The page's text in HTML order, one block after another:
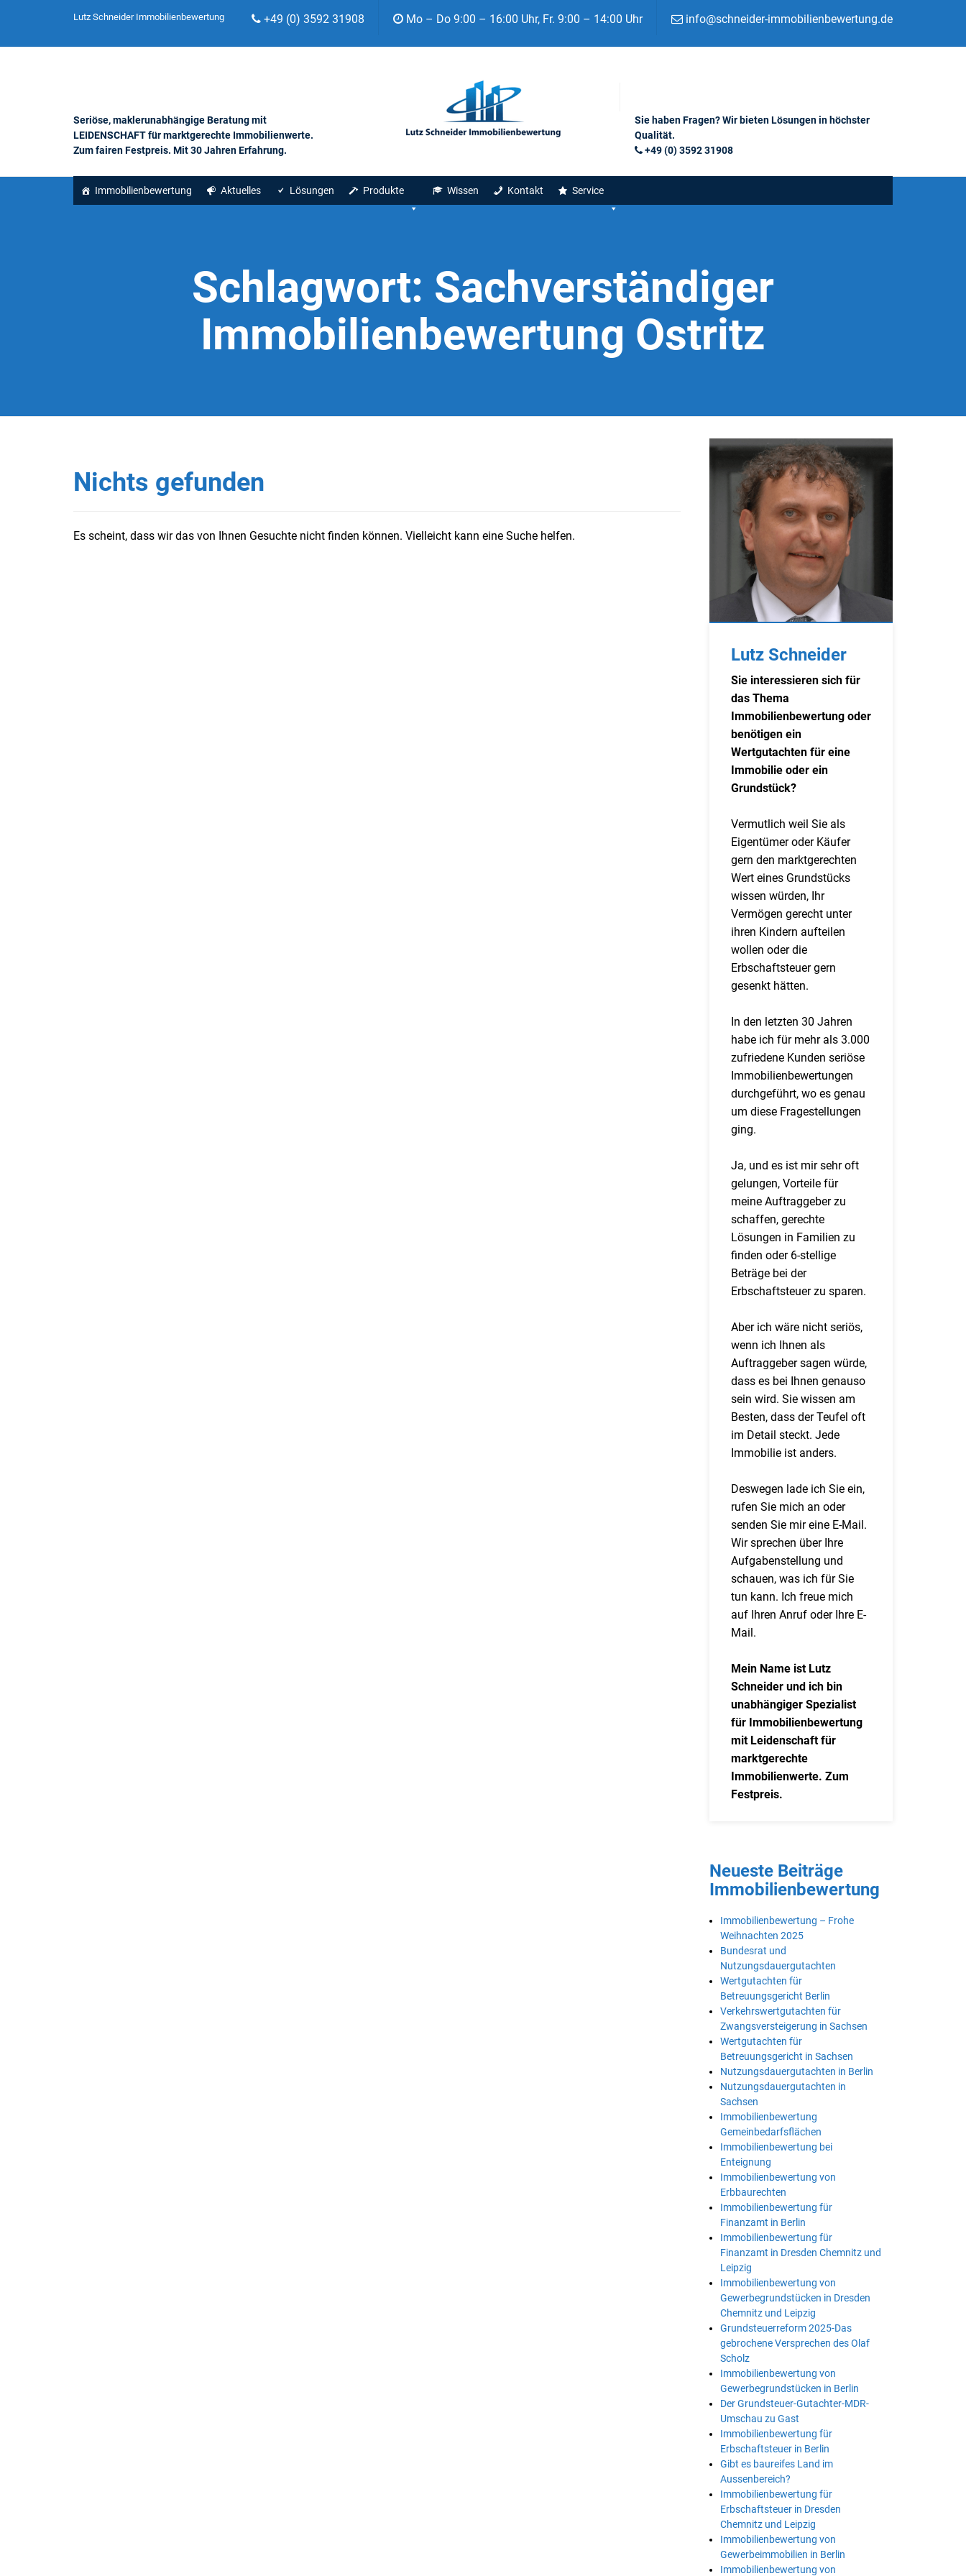
Lutz Schneider Immobilienbewertung +49 (0) 3592 31908 Mo – Do 9:00 – 16:00 Uhr, Fr. 9:00 – 14:00 Uhr info@schneider-immobilienbewertung.de
Seriöse, maklerunabhängige Beratung mit
LEIDENSCHAFT für marktgerechte Immobilienwerte.
Zum fairen Festpreis. Mit 30 Jahren Erfahrung.
Sie haben Fragen? Wir bieten Lösungen in höchster
Qualität.
+49 (0) 3592 31908
Immobilienbewertung Aktuelles Lösungen Produkte Wissen Kontakt Service
Schlagwort: Sachverständiger
Immobilienbewertung Ostritz
Nichts gefunden
Es scheint, dass wir das von Ihnen Gesuchte nicht finden können. Vielleicht kann eine Suche helfen.
Lutz Schneider
Sie interessieren sich für
das Thema
Immobilienbewertung oder
benötigen ein
Wertgutachten für eine
Immobilie oder ein
Grundstück?
Vermutlich weil Sie als
Eigentümer oder Käufer
gern den marktgerechten
Wert eines Grundstücks
wissen würden, Ihr
Vermögen gerecht unter
ihren Kindern aufteilen
wollen oder die
Erbschaftsteuer gern
gesenkt hätten.
In den letzten 30 Jahren
habe ich für mehr als 3.000
zufriedene Kunden seriöse
Immobilienbewertungen
durchgeführt, wo es genau
um diese Fragestellungen
ging.
Ja, und es ist mir sehr oft
gelungen, Vorteile für
meine Auftraggeber zu
schaffen, gerechte
Lösungen in Familien zu
finden oder 6-stellige
Beträge bei der
Erbschaftsteuer zu sparen.
Aber ich wäre nicht seriös,
wenn ich Ihnen als
Auftraggeber sagen würde,
dass es bei Ihnen genauso
sein wird. Sie wissen am
Besten, dass der Teufel oft
im Detail steckt. Jede
Immobilie ist anders.
Deswegen lade ich Sie ein,
rufen Sie mich an oder
senden Sie mir eine E-Mail.
Wir sprechen über Ihre
Aufgabenstellung und
schauen, was ich für Sie
tun kann. Ich freue mich
auf Ihren Anruf oder Ihre E-
Mail.
Mein Name ist Lutz
Schneider und ich bin
unabhängiger Spezialist
für Immobilienbewertung
mit Leidenschaft für
marktgerechte
Immobilienwerte. Zum
Festpreis.
Neueste Beiträge
Immobilienbewertung
Immobilienbewertung – Frohe
Weihnachten 2025
Bundesrat und
Nutzungsdauergutachten
Wertgutachten für
Betreuungsgericht Berlin
Verkehrswertgutachten für
Zwangsversteigerung in Sachsen
Wertgutachten für
Betreuungsgericht in Sachsen
Nutzungsdauergutachten in Berlin
Nutzungsdauergutachten in
Sachsen
Immobilienbewertung
Gemeinbedarfsflächen
Immobilienbewertung bei
Enteignung
Immobilienbewertung von
Erbbaurechten
Immobilienbewertung für
Finanzamt in Berlin
Immobilienbewertung für
Finanzamt in Dresden Chemnitz und
Leipzig
Immobilienbewertung von
Gewerbegrundstücken in Dresden
Chemnitz und Leipzig
Grundsteuerreform 2025-Das
gebrochene Versprechen des Olaf
Scholz
Immobilienbewertung von
Gewerbegrundstücken in Berlin
Der Grundsteuer-Gutachter-MDR-
Umschau zu Gast
Immobilienbewertung für
Erbschaftsteuer in Berlin
Gibt es baureifes Land im
Aussenbereich?
Immobilienbewertung für
Erbschaftsteuer in Dresden
Chemnitz und Leipzig
Immobilienbewertung von
Gewerbeimmobilien in Berlin
Immobilienbewertung von